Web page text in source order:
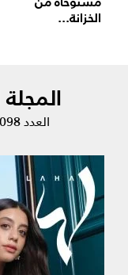
الخزانة...
المجلة
العدد 1098 | تموز 2026